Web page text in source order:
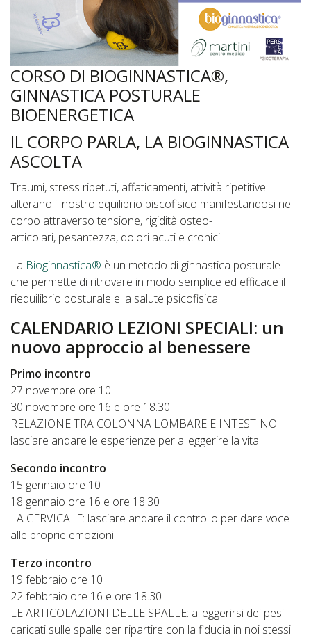
CORSO DI BIOGINNASTICA®,
GINNASTICA POSTURALE
BIOENERGETICA
IL CORPO PARLA, LA BIOGINNASTICA
ASCOLTA
Traumi, stress ripetuti, affaticamenti, attività ripetitive
alterano il nostro equilibrio piscofisico manifestandosi nel
corpo attraverso tensione, rigidità osteo-
articolari, pesantezza, dolori acuti e cronici.
La Bioginnastica® è un metodo di ginnastica posturale
che permette di ritrovare in modo semplice ed efficace il
riequilibrio posturale e la salute psicofisica.
CALENDARIO LEZIONI SPECIALI: un
nuovo approccio al benessere
Primo incontro
27 novembre ore 10
30 novembre ore 16 e ore 18.30
RELAZIONE TRA COLONNA LOMBARE E INTESTINO:
lasciare andare le esperienze per alleggerire la vita
Secondo incontro
15 gennaio ore 10
18 gennaio ore 16 e ore 18.30
LA CERVICALE: lasciare andare il controllo per dare voce
alle proprie emozioni
Terzo incontro
19 febbraio ore 10
22 febbraio ore 16 e ore 18.30
LE ARTICOLAZIONI DELLE SPALLE: alleggerirsi dei pesi
caricati sulle spalle per ripartire con la fiducia in noi stessi